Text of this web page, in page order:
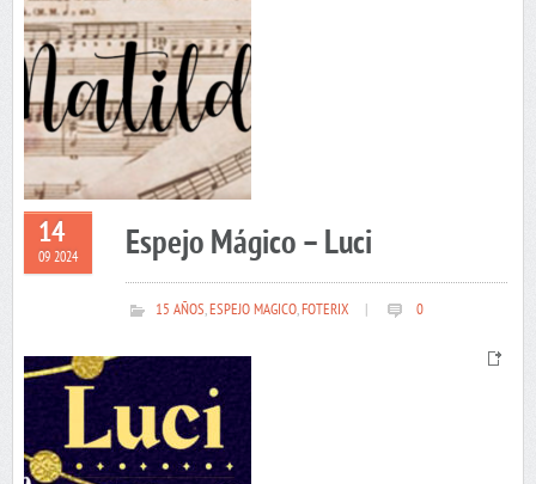
14
09 2024 Espejo Mágico – Luci
15 AÑOS,ESPEJO MAGICO,FOTERIX 0